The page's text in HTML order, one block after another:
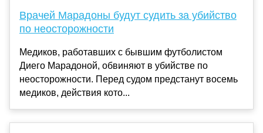
Врачей Марадоны будут судить за убийство
по неосторожности
Медиков, работавших с бывшим футболистом
Диего Марадоной, обвиняют в убийстве по
неосторожности. Перед судом предстанут восемь
медиков, действия кото...